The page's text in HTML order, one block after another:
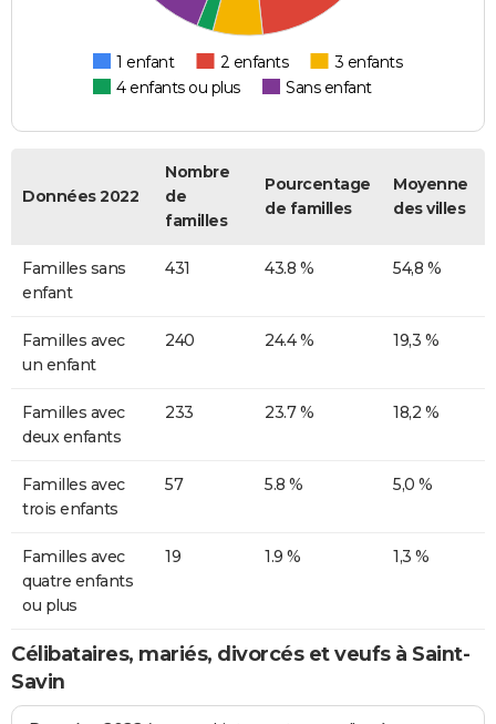
1 enfant 2 enfants
3 enfants
4 enfants ou plus
Sans enfant
Données 2022
Nombre
de
familles
Pourcentage
de familles
Moyenne
des villes
Familles sans
enfant
431 43.8 % 54,8 %
Familles avec
un enfant
240 24.4 % 19,3 %
Familles avec
deux enfants
233 23.7 % 18,2 %
Familles avec
trois enfants
57 5.8 % 5,0 %
Familles avec
quatre enfants
ou plus
19 1.9 % 1,3 %
Célibataires, mariés, divorcés et veufs à Saint-
Savin